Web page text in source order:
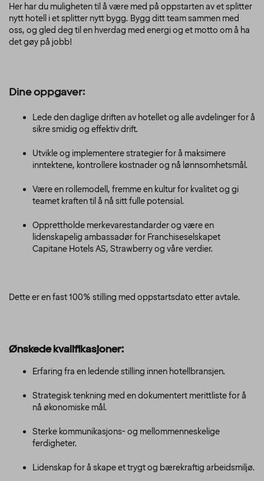
Her har du muligheten til å være med på oppstarten av et splitter
nytt hotell i et splitter nytt bygg. Bygg ditt team sammen med
oss, og gled deg til en hverdag med energi og et motto om å ha
det gøy på jobb!
Dine oppgaver:
Lede den daglige driften av hotellet og alle avdelinger for å
sikre smidig og effektiv drift.
Utvikle og implementere strategier for å maksimere
inntektene, kontrollere kostnader og nå lønnsomhetsmål.
Være en rollemodell, fremme en kultur for kvalitet og gi
teamet kraften til å nå sitt fulle potensial.
Opprettholde merkevarestandarder og være en
lidenskapelig ambassadør for Franchiseselskapet
Capitane Hotels AS, Strawberry og våre verdier.
Dette er en fast 100% stilling med oppstartsdato etter avtale.
Ønskede kvalifikasjoner:
Erfaring fra en ledende stilling innen hotellbransjen.
Strategisk tenkning med en dokumentert merittliste for å
nå økonomiske mål.
Sterke kommunikasjons- og mellommenneskelige
ferdigheter.
Lidenskap for å skape et trygt og bærekraftig arbeidsmiljø.